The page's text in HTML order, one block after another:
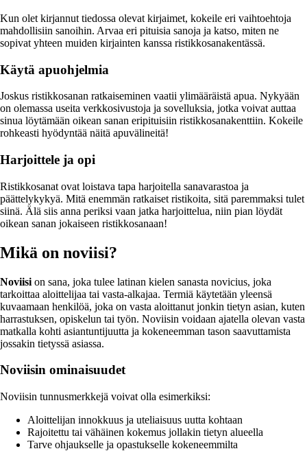
Kun olet kirjannut tiedossa olevat kirjaimet, kokeile eri vaihtoehtoja
mahdollisiin sanoihin. Arvaa eri pituisia sanoja ja katso, miten ne
sopivat yhteen muiden kirjainten kanssa ristikkosanakentässä.
Käytä apuohjelmia
Joskus ristikkosanan ratkaiseminen vaatii ylimääräistä apua. Nykyään
on olemassa useita verkkosivustoja ja sovelluksia, jotka voivat auttaa
sinua löytämään oikean sanan eripituisiin ristikkosanakenttiin. Kokeile
rohkeasti hyödyntää näitä apuvälineitä!
Harjoittele ja opi
Ristikkosanat ovat loistava tapa harjoitella sanavarastoa ja
päättelykykyä. Mitä enemmän ratkaiset ristikoita, sitä paremmaksi tulet
siinä. Älä siis anna periksi vaan jatka harjoittelua, niin pian löydät
oikean sanan jokaiseen ristikkosanaan!
Mikä on noviisi?
Noviisi on sana, joka tulee latinan kielen sanasta novicius, joka
tarkoittaa aloittelijaa tai vasta-alkajaa. Termiä käytetään yleensä
kuvaamaan henkilöä, joka on vasta aloittanut jonkin tietyn asian, kuten
harrastuksen, opiskelun tai työn. Noviisin voidaan ajatella olevan vasta
matkalla kohti asiantuntijuutta ja kokeneemman tason saavuttamista
jossakin tietyssä asiassa.
Noviisin ominaisuudet
Noviisin tunnusmerkkejä voivat olla esimerkiksi:
Aloittelijan innokkuus ja uteliaisuus uutta kohtaan
Rajoitettu tai vähäinen kokemus jollakin tietyn alueella
Tarve ohjaukselle ja opastukselle kokeneemmilta